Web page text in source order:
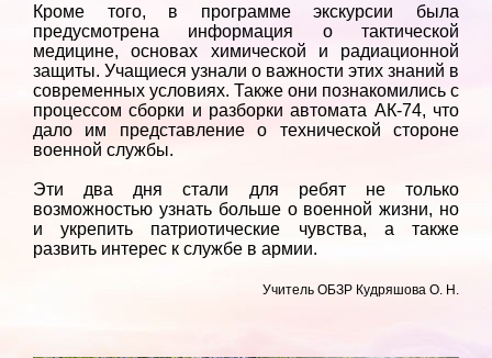
Кроме того, в программе экскурсии была
предусмотрена информация о тактической
медицине, основах химической и радиационной
защиты. Учащиеся узнали о важности этих знаний в
современных условиях. Также они познакомились с
процессом сборки и разборки автомата АК-74, что
дало им представление о технической стороне
военной службы.
Эти два дня стали для ребят не только
возможностью узнать больше о военной жизни, но
и укрепить патриотические чувства, а также
развить интерес к службе в армии.
Учитель ОБЗР Кудряшова О. Н.